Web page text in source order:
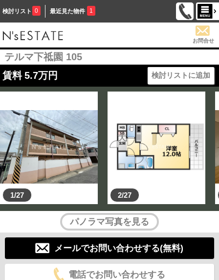
検討リスト 0 最近見た物件 1
お問合せ
テルマ下祗園 105
賃料 5.7万円 検討リストに追加
1/27 2/27
パノラマ写真を見る
メールでお問い合わせする(無料)
電話でお問い合わせする